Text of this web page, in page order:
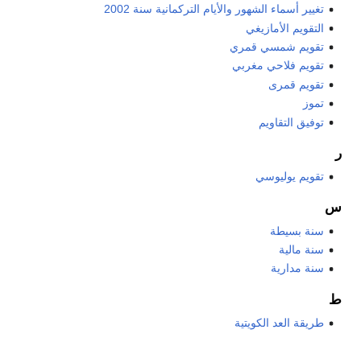
تغيير أسماء الشهور والأيام التركمانية سنة 2002
التقويم الأمازيغي
تقويم شمسي قمري
تقويم فلاحي مغربي
تقويم قمرى
تموز
توفيق التقاويم
ر
تقويم يوليوسي
س
سنة بسيطة
سنة مالية
سنة مدارية
ط
طريقة العد الكويتية